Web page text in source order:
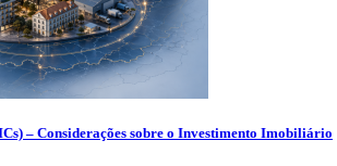
– Considerações sobre o Investimento Imobiliário